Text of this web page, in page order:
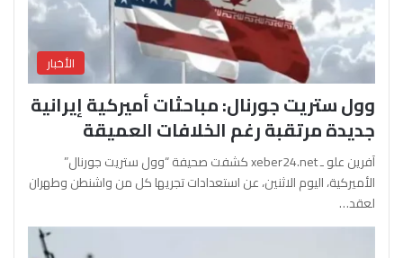
الأخبار
وول ستريت جورنال: مباحثات أميركية إيرانية
جديدة مرتقبة رغم الخلافات العميقة
آفرين علو ـ xeber24.net كشفت صحيفة “وول ستريت جورنال”
الأميركية، اليوم الاثنين، عن استعدادات تجريها كل من واشنطن وطهران
لعقد…